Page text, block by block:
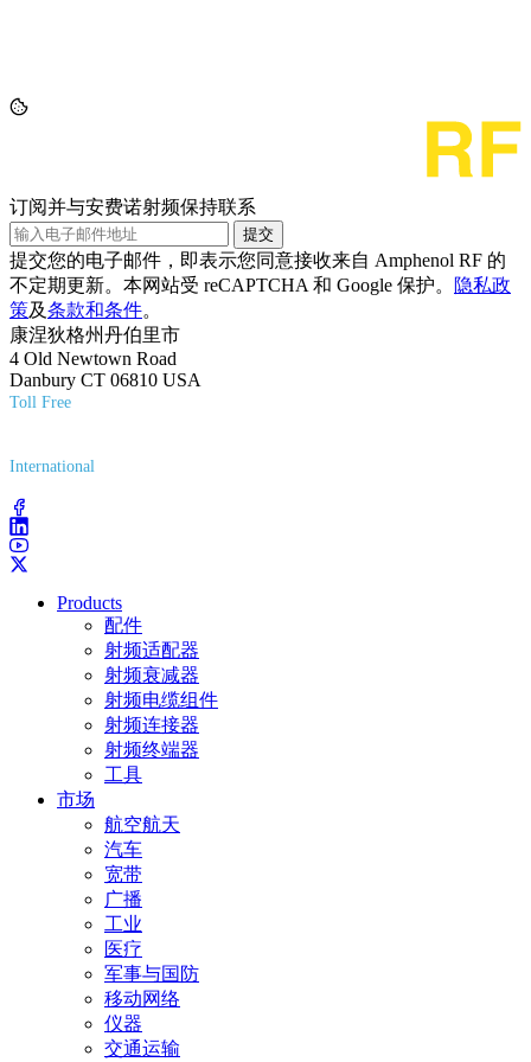
订阅并与安费诺射频保持联系
提交
提交您的电子邮件，即表示您同意接收来自 Amphenol RF 的
不定期更新。本网站受 reCAPTCHA 和 Google 保护。
隐私政
策及条款和条件。
康涅狄格州丹伯里市
4 Old Newtown Road
Danbury CT 06810 USA
Toll Free
International
Products
配件
射频适配器
射频衰减器
射频电缆组件
射频连接器
射频终端器
工具
市场
航空航天
汽车
宽带
广播
工业
医疗
军事与国防
移动网络
仪器
交通运输